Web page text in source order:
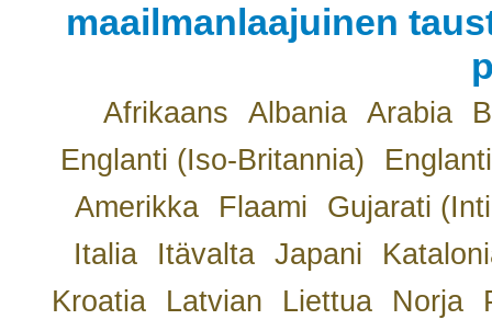
maailmanlaajuinen
Afrikaans Albania Arabia
Englanti (Iso-Britannia)
Amerikka
Flaami
Gujarati
Italia
Itävalta Japani
Kroatia
Latvian Liettua Norja